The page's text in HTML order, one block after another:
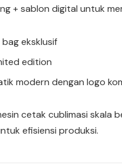
+ sablon digital untuk
eksklusif
edition
modern dengan logo
cetak cublimasi skala
efisiensi produksi.